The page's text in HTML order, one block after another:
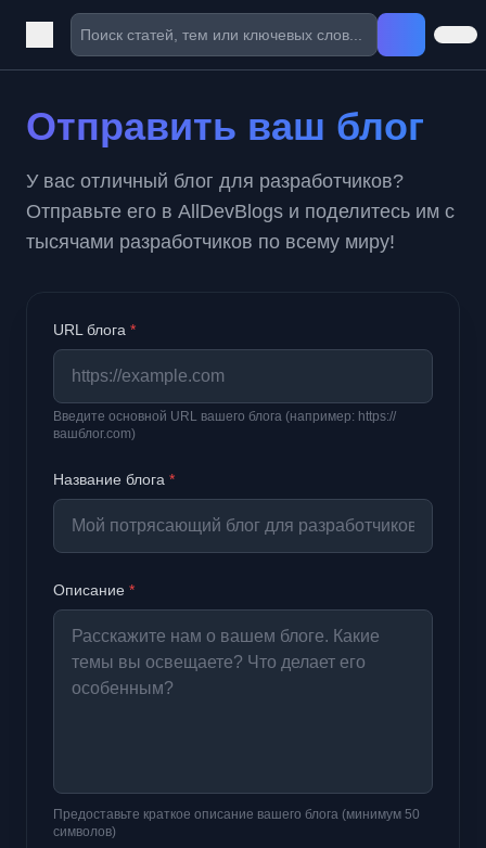
Отправить ваш блог
У вас отличный блог для разработчиков?
Отправьте его в AllDevBlogs и поделитесь им с
тысячами разработчиков по всему миру!
URL блога *
Введите основной URL вашего блога (например: https://
вашблог.com)
Название блога *
Описание *
Предоставьте краткое описание вашего блога (минимум 50
символов)